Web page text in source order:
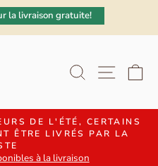
la livraison gratuite!
Diaporama
Pause
DE L'ÉTÉ, CERTAINS
ÊTRE LIVRÉS PAR LA
à la livraison